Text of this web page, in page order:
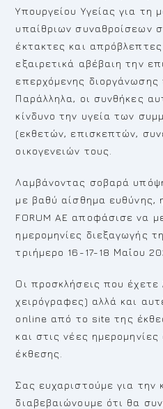
Υπουργείου Υγείας για τη
υπαίθριων συναθροίσεων
έκτακτες και
εξαιρετικά αβέβαιη την
επερχόμενης διοργάνωσης
Παράλληλα, οι συνθήκες
κίνδυνο την υγεία των
(εκθετών, επισκεπτών,
οικογενειών τους.
Λαμβάνοντας σοβαρά
με βαθύ αίσθημα ευθύνης,
FORUM AE αποφάσισε να
ημερομηνίες διεξαγωγής
τριήμερο 16-17-18 Μαΐου
Οι προσκλήσεις που έχετε
χειρόγραφες) αλλά και
online από το site της
και στις νέες
έκθεσης.
Σας ευχαριστούμε για την
διαβεβαιώνουμε ότι θα